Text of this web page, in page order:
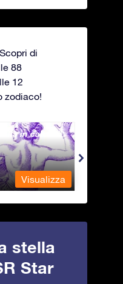
Scopri di
88
12
zodiaco!
in catene
Visualizza
stella
Star